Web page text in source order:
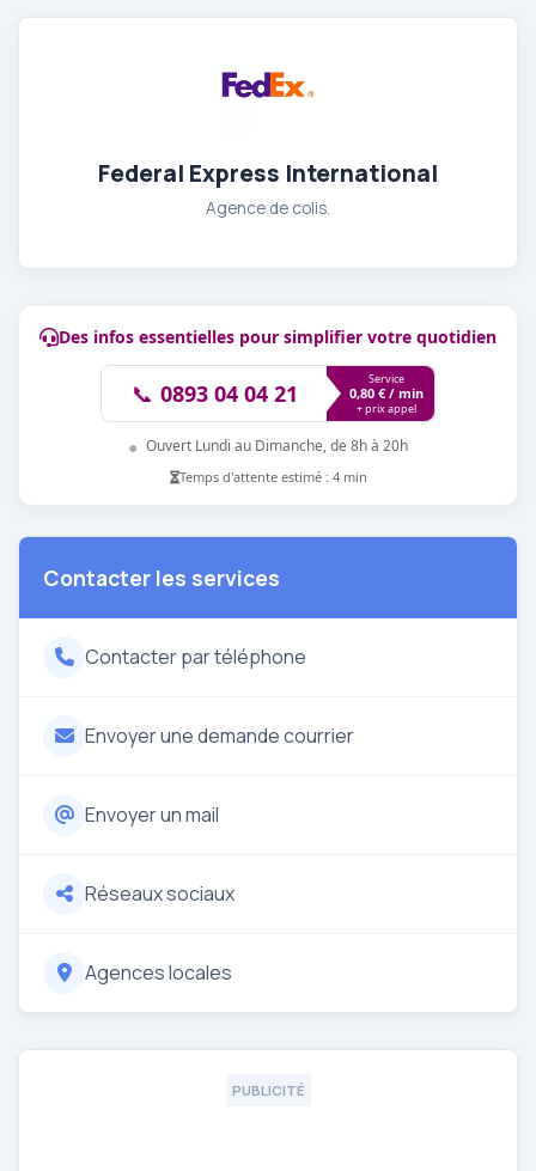
Federal Express International
Agence de colis.
Des infos essentielles pour simplifier votre quotidien
📞 0893 04 04 21
Service
0,80 € / min
+ prix appel
● Ouvert Lundi au Dimanche, de 8h à 20h
Temps d'attente estimé : 4 min
Contacter les services
Contacter par téléphone
Envoyer une demande courrier
Envoyer un mail
Réseaux sociaux
Agences locales
PUBLICITÉ